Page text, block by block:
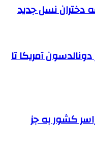
دختران نسل جدید
دونالدسون آمریکا تا
تیر در سراسر کشور به جز